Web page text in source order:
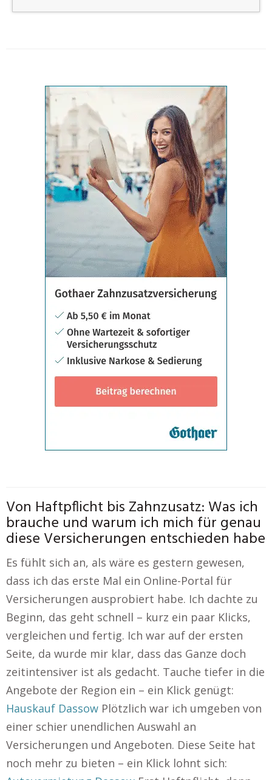
Von Haftpflicht bis Zahnzusatz: Was ich
brauche und warum ich mich für genau
diese Versicherungen entschieden habe
Es fühlt sich an, als wäre es gestern gewesen,
dass ich das erste Mal ein Online-Portal für
Versicherungen ausprobiert habe. Ich dachte zu
Beginn, das geht schnell – kurz ein paar Klicks,
vergleichen und fertig. Ich war auf der ersten
Seite, da wurde mir klar, dass das Ganze doch
zeitintensiver ist als gedacht. Tauche tiefer in die
Angebote der Region ein – ein Klick genügt:
Hauskauf Dassow Plötzlich war ich umgeben von
einer schier unendlichen Auswahl an
Versicherungen und Angeboten. Diese Seite hat
noch mehr zu bieten – ein Klick lohnt sich: